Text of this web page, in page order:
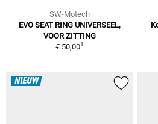
SW-Motech
EVO SEAT RING UNIVERSEEL,
VOOR ZITTING
€ 50,001
NIEUW